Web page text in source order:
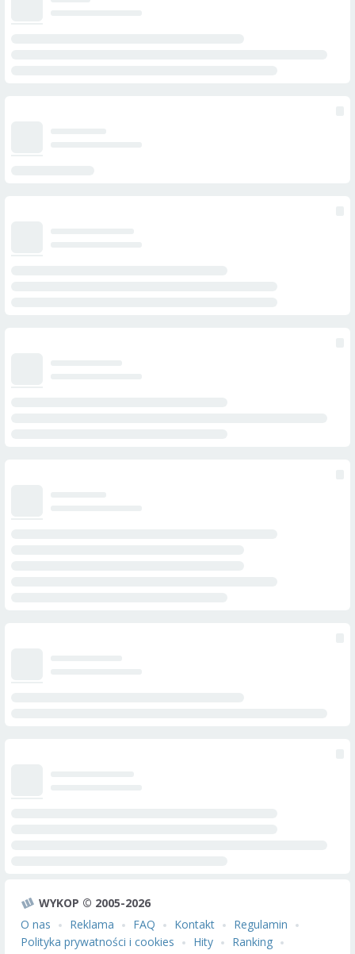
WYKOP © 2005-2026
O nas
Reklama FAQ Kontakt
Regulamin
Polityka prywatności i cookies
Hity
Ranking